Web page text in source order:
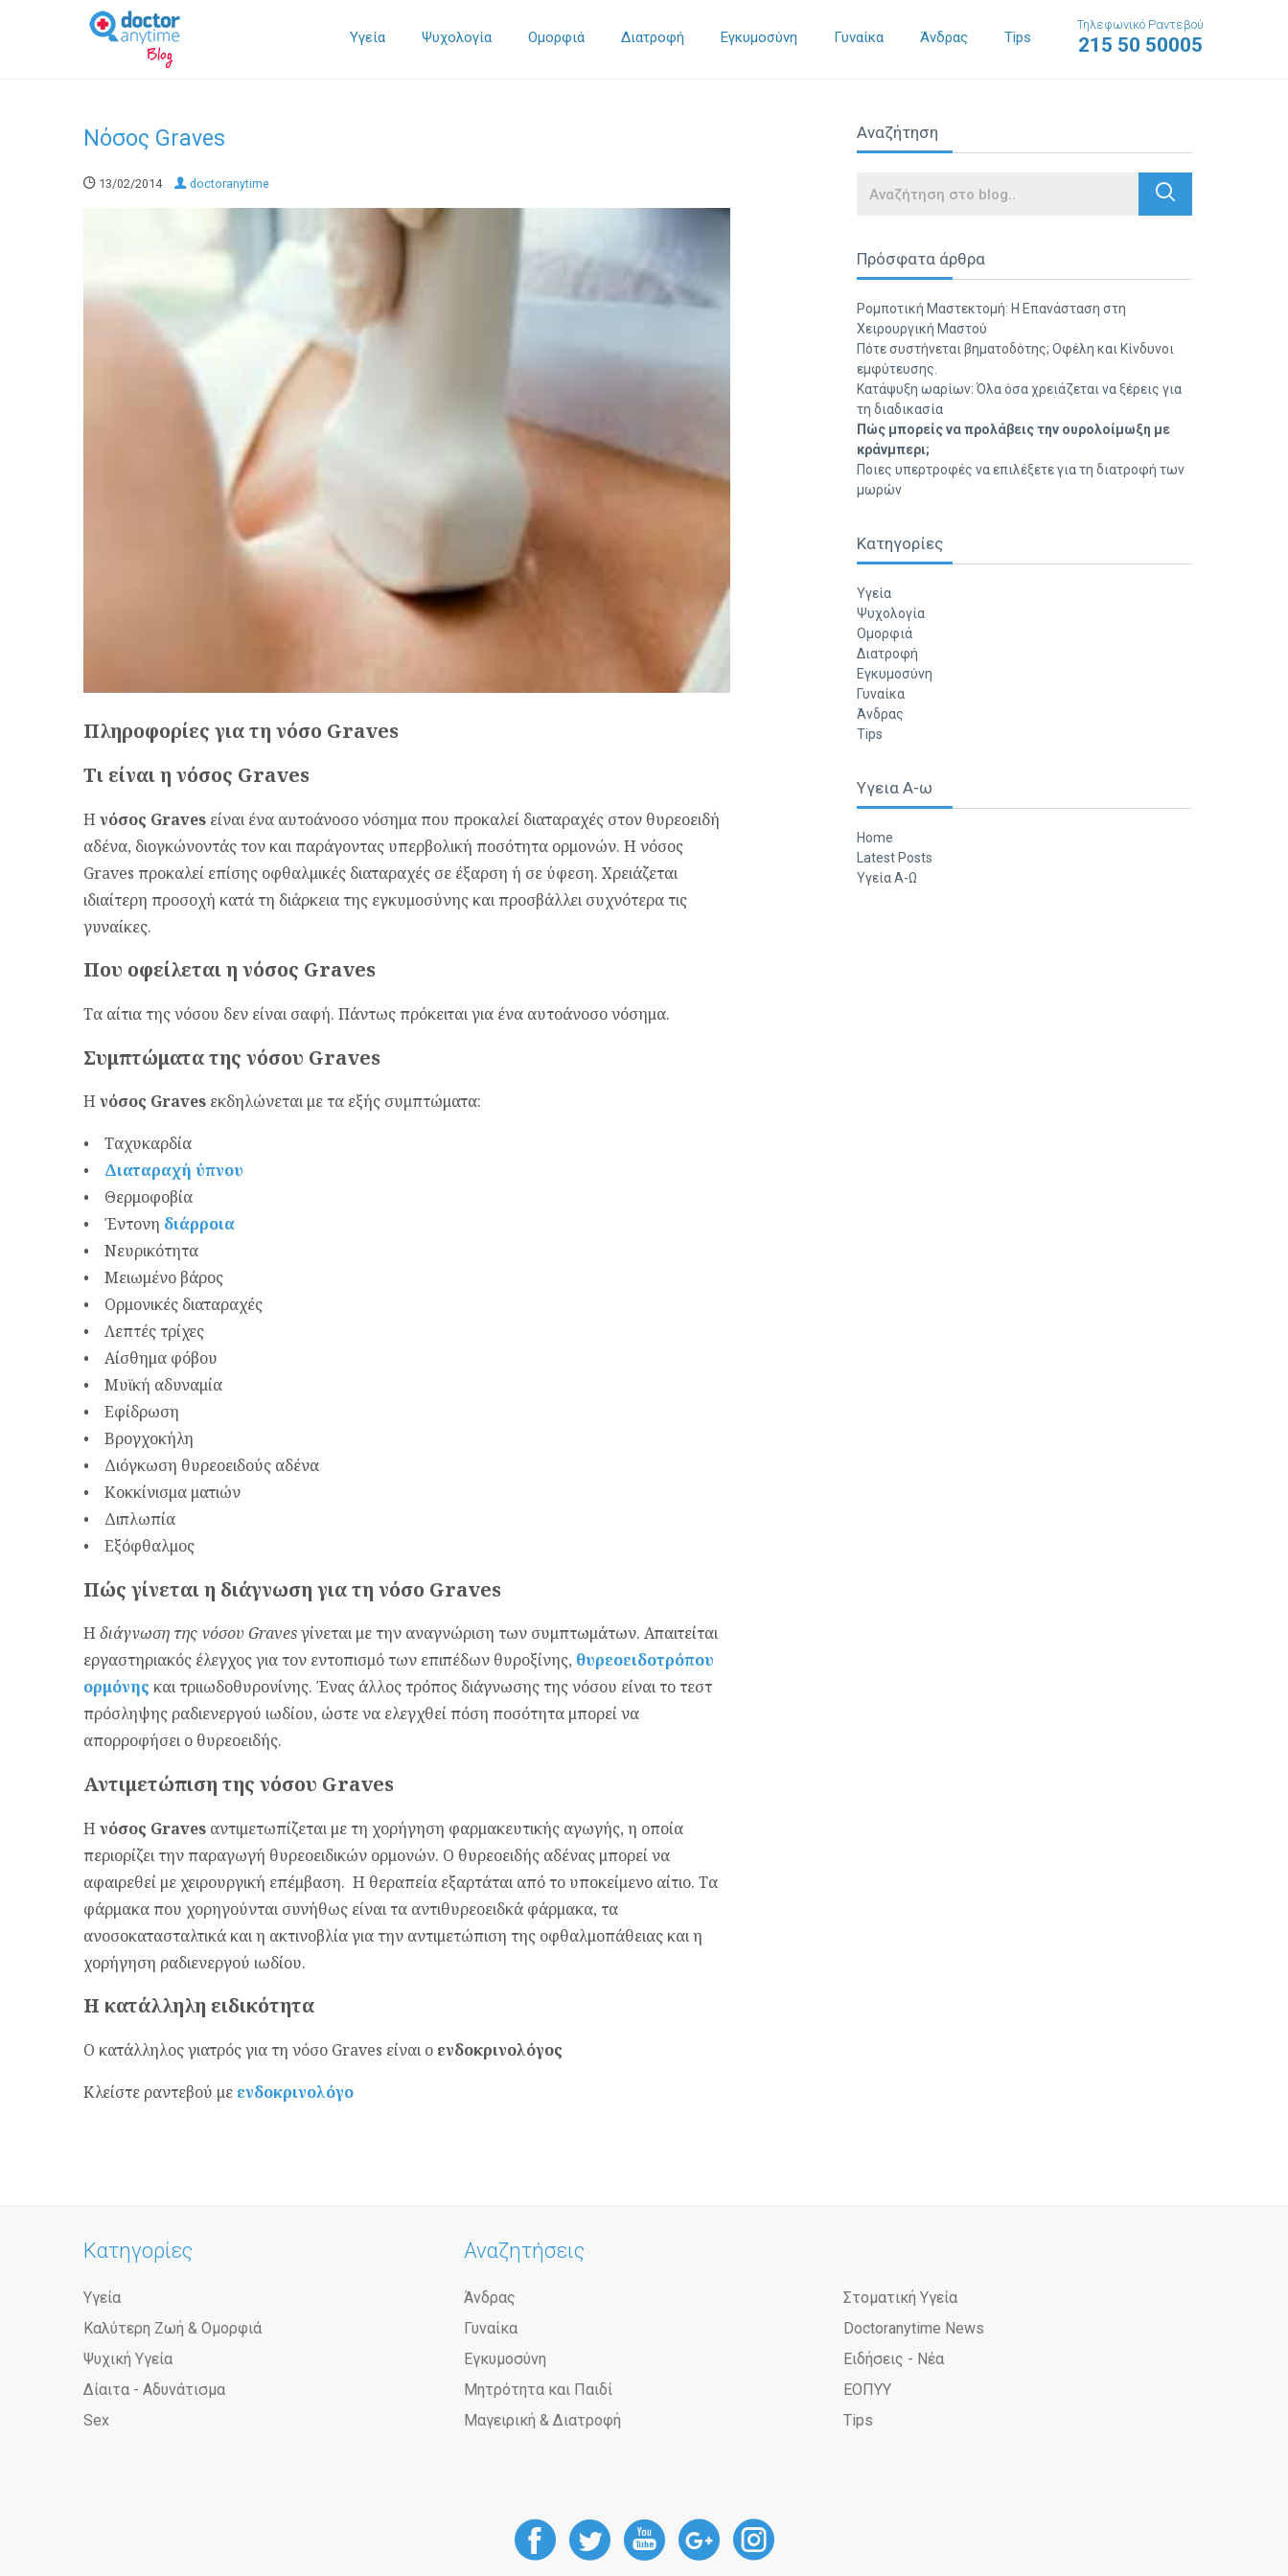
Υγεία Ψυχολογία Ομορφιά Διατροφή Εγκυμοσύνη Γυναίκα Άνδρας Tips
Τηλεφωνικό Ραντεβού
215 50 50005
Νόσος Graves
13/02/2014 doctoranytime
Πληροφορίες για τη νόσο Graves
Τι είναι η νόσος Graves
Η νόσος Graves είναι ένα αυτοάνοσο νόσημα που προκαλεί διαταραχές στον θυρεοειδή
αδένα, διογκώνοντάς τον και παράγοντας υπερβολική ποσότητα ορμονών. Η νόσος
Graves προκαλεί επίσης οφθαλμικές διαταραχές σε έξαρση ή σε ύφεση. Χρειάζεται
ιδιαίτερη προσοχή κατά τη διάρκεια της εγκυμοσύνης και προσβάλλει συχνότερα τις
γυναίκες.
Που οφείλεται η νόσος Graves
Τα αίτια της νόσου δεν είναι σαφή. Πάντως πρόκειται για ένα αυτοάνοσο νόσημα.
Συμπτώματα της νόσου Graves
Η νόσος Graves εκδηλώνεται με τα εξής συμπτώματα:
• Ταχυκαρδία
• Διαταραχή ύπνου
• Θερμοφοβία
• Έντονη διάρροια
• Νευρικότητα
• Μειωμένο βάρος
• Ορμονικές διαταραχές
• Λεπτές τρίχες
• Αίσθημα φόβου
• Μυϊκή αδυναμία
• Εφίδρωση
• Βρογχοκήλη
• Διόγκωση θυρεοειδούς αδένα
• Κοκκίνισμα ματιών
• Διπλωπία
• Εξόφθαλμος
Πώς γίνεται η διάγνωση για τη νόσο Graves
Η διάγνωση της νόσου Gravesγίνεται με την αναγνώριση των συμπτωμάτων. Απαιτείται
εργαστηριακός έλεγχος για τον εντοπισμό των επιπέδων θυροξίνης, θυρεοειδοτρόπου
ορμόνης και τριιωδοθυρονίνης. Ένας άλλος τρόπος διάγνωσης της νόσου είναι το τεστ
πρόσληψης ραδιενεργού ιωδίου, ώστε να ελεγχθεί πόση ποσότητα μπορεί να
απορροφήσει ο θυρεοειδής.
Αντιμετώπιση της νόσου Graves
Η νόσος Graves αντιμετωπίζεται με τη χορήγηση φαρμακευτικής αγωγής, η οποία
περιορίζει την παραγωγή θυρεοειδικών ορμονών. Ο θυρεοειδής αδένας μπορεί να
αφαιρεθεί με χειρουργική επέμβαση. Η θεραπεία εξαρτάται από το υποκείμενο αίτιο. Τα
φάρμακα που χορηγούνται συνήθως είναι τα αντιθυρεοειδκά φάρμακα, τα
ανοσοκατασταλτικά και η ακτινοβλία για την αντιμετώπιση της οφθαλμοπάθειας και η
χορήγηση ραδιενεργού ιωδίου.
Η κατάλληλη ειδικότητα
Ο κατάλληλος γιατρός για τη νόσο Graves είναι ο ενδοκρινολόγος
Κλείστε ραντεβού με ενδοκρινολόγο
Αναζήτηση
Search
Πρόσφατα άρθρα
Ρομποτική Μαστεκτομή: Η Επανάσταση στη
Χειρουργική Μαστού
Πότε συστήνεται βηματοδότης; Οφέλη και Κίνδυνοι
εμφύτευσης.
Κατάψυξη ωαρίων: Όλα όσα χρειάζεται να ξέρεις για
τη διαδικασία
Πώς μπορείς να προλάβεις την ουρολοίμωξη με
κράνμπερι;
Ποιες υπερτροφές να επιλέξετε για τη διατροφή των
μωρών
Κατηγορίες
Υγεία
Ψυχολογία
Ομορφιά
Διατροφή
Εγκυμοσύνη
Γυναίκα
Άνδρας
Tips
Υγεια Α-ω
Home
Latest Posts
Υγεία Α-Ω
Κατηγορίες
Υγεία
Καλύτερη Ζωή & Ομορφιά
Ψυχική Υγεία
Δίαιτα - Αδυνάτισμα
Sex
Αναζητήσεις
Άνδρας
Γυναίκα
Εγκυμοσύνη
Μητρότητα και Παιδί
Μαγειρική & Διατροφή
Στοματική Υγεία
Doctoranytime News
Ειδήσεις - Νέα
ΕΟΠΥΥ
Tips
DoctorAnyTime
DoctorAnyTime
DoctorAnyTime
DoctorAnyTime
DoctorAnyTime